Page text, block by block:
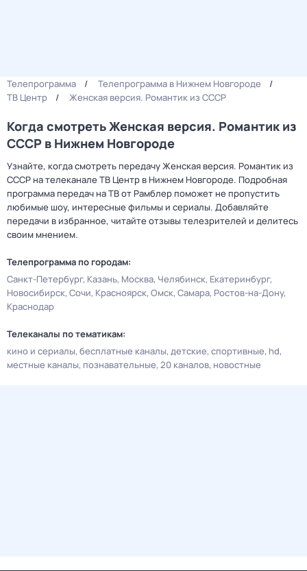
Телепрограмма
Телепрограмма в Нижнем Новгороде
ТВ Центр
Женская версия. Романтик из СССР
Когда смотреть Женская версия. Романтик из
СССР в Нижнем Новгороде
Узнайте, когда смотреть передачу Женская версия. Романтик из
СССР на телеканале ТВ Центр в Нижнем Новгороде. Подробная
программа передач на ТВ от Рамблер поможет не пропустить
любимые шоу, интересные фильмы и сериалы. Добавляйте
передачи в избранное, читайте отзывы телезрителей и делитесь
своим мнением.
Телепрограмма по городам:
Санкт-Петербург Казань Москва Челябинск Екатеринбург
Новосибирск Сочи Красноярск Омск Самара Ростов-на-Дону
Краснодар
Телеканалы по тематикам:
кино и сериалы бесплатные каналы детские спортивные hd
местные каналы познавательные 20 каналов новостные